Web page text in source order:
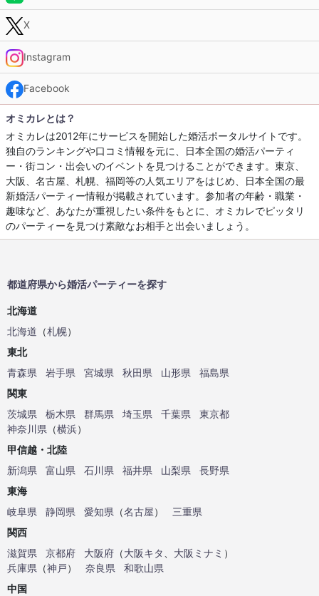
X
Instagram
Facebook
オミカレとは？
オミカレは2012年にサービスを開始した婚活ポータルサイトです。
独自のランキングや口コミ情報を元に、日本全国の婚活パーティ
ー・街コン・出会いのイベントを見つけることができます。東京、
大阪、名古屋、札幌、福岡等の人気エリアをはじめ、日本全国の最
新婚活パーティー情報が掲載されています。参加者の年齢・職業・
趣味など、あなたが重視したい条件をもとに、オミカレでピッタリ
のパーティーを見つけ素敵なお相手と出会いましょう。
都道府県から婚活パーティーを探す
北海道
北海道 （札幌）
東北
青森県
岩手県 宮城県 秋田県 山形県
福島県
関東
茨城県
栃木県 群馬県 埼玉県 千葉県
東京都
神奈川県 （横浜）
甲信越・北陸
新潟県
富山県 石川県 福井県 山梨県
長野県
東海
岐阜県
静岡県 愛知県 （名古屋）
三重県
関西
滋賀県
京都府 大阪府 （大阪キタ 大阪ミナミ ）
兵庫県 （神戸） 奈良県
和歌山県
中国